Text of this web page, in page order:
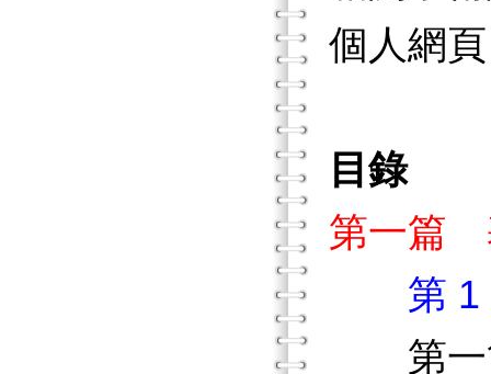
個人網
目錄
第一篇
第
第一